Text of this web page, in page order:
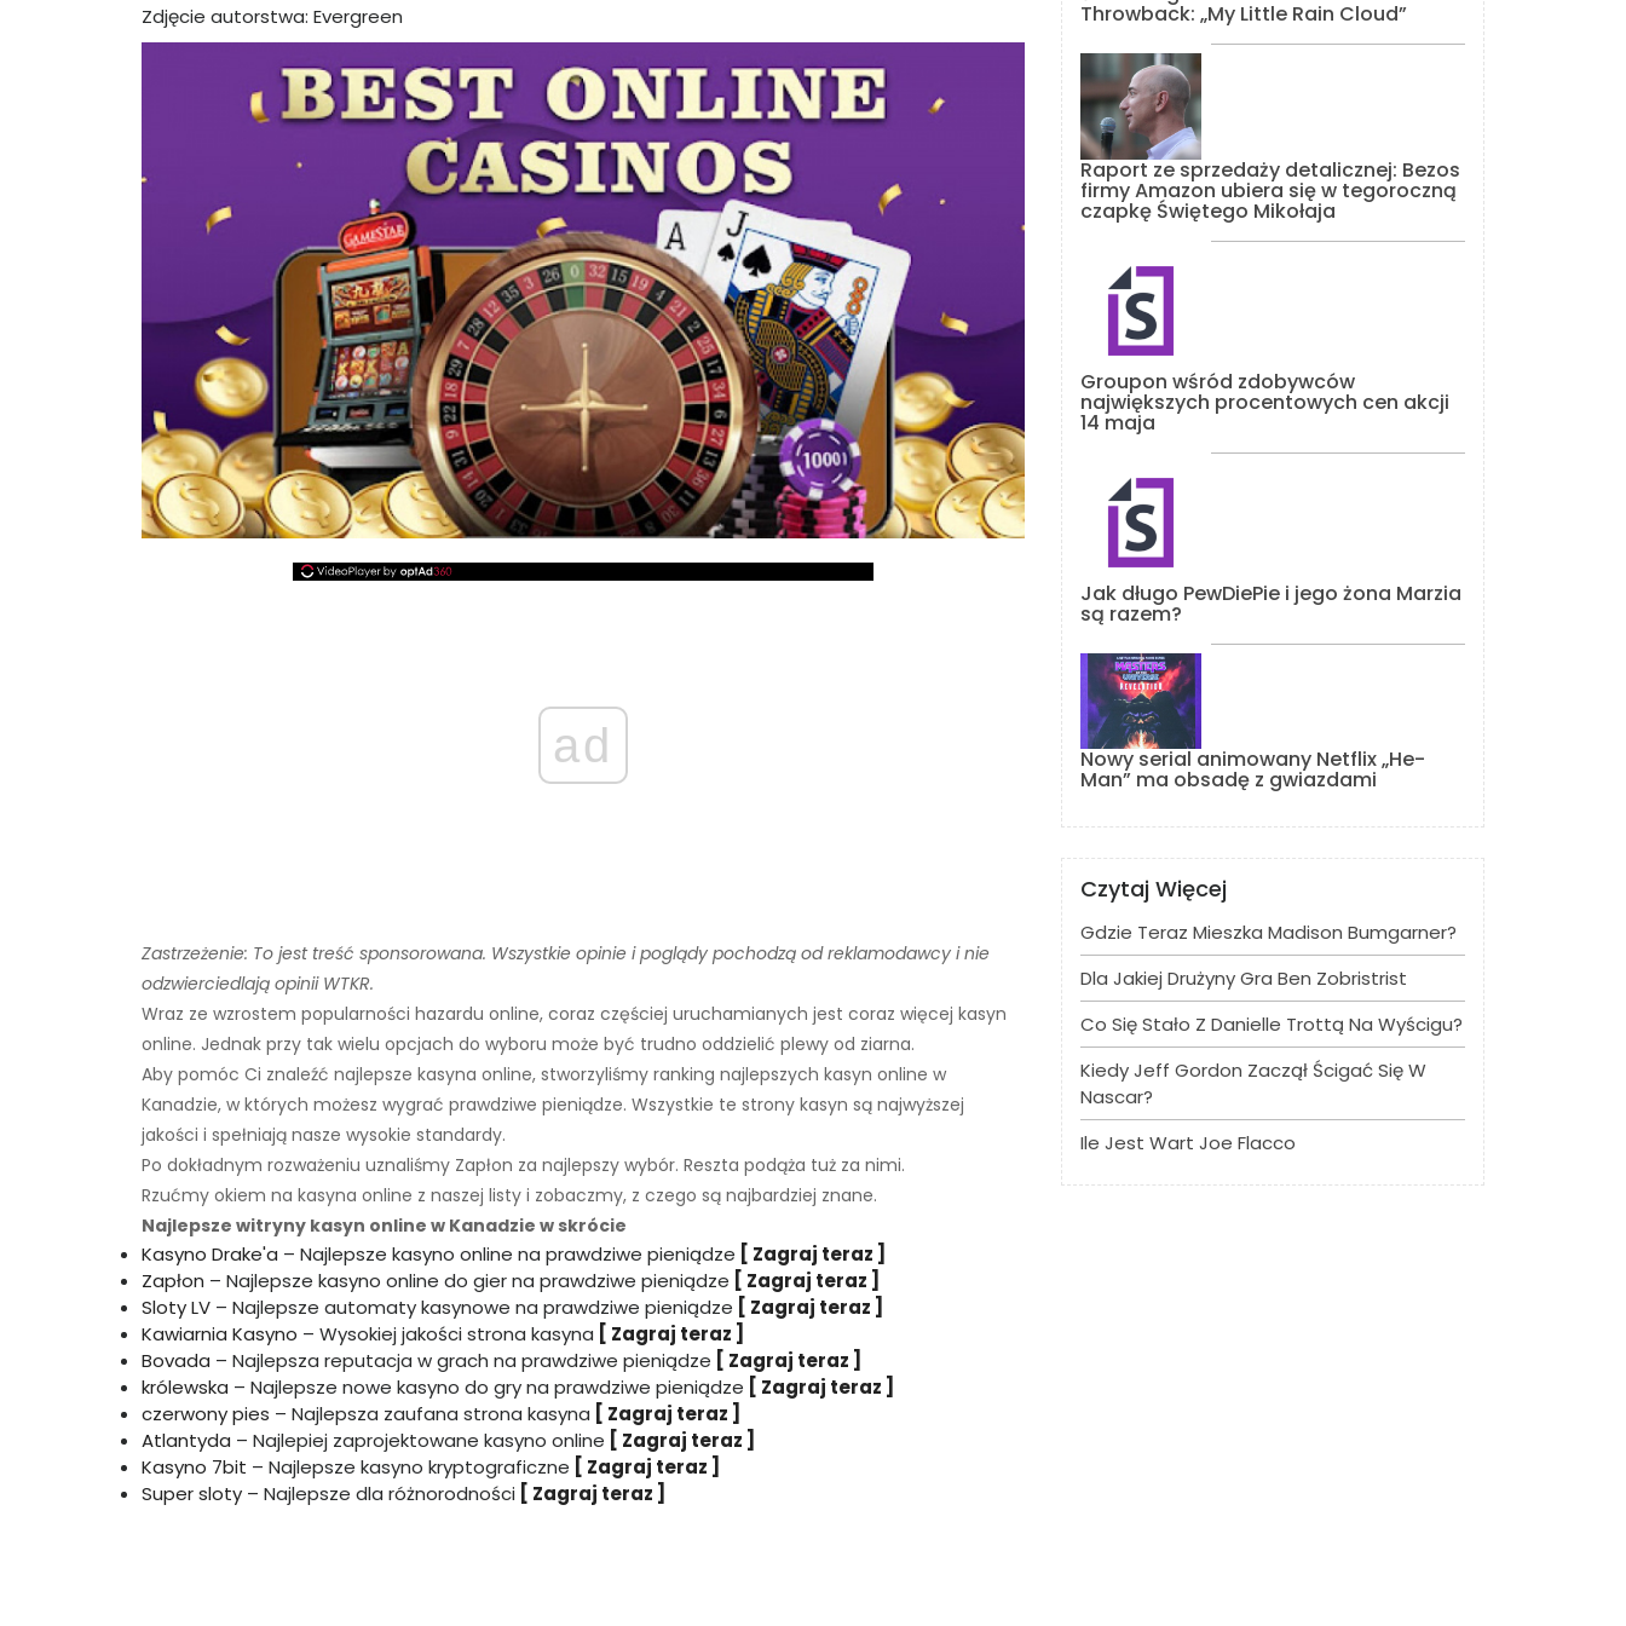
Zdjęcie autorstwa: Evergreen
ad
Zastrzeżenie: To jest treść sponsorowana. Wszystkie opinie i poglądy pochodzą od reklamodawcy i nie
odzwierciedlają opinii WTKR.
Wraz ze wzrostem popularności hazardu online, coraz częściej uruchamianych jest coraz więcej kasyn
online. Jednak przy tak wielu opcjach do wyboru może być trudno oddzielić plewy od ziarna.
Aby pomóc Ci znaleźć najlepsze kasyna online, stworzyliśmy ranking najlepszych kasyn online w
Kanadzie, w których możesz wygrać prawdziwe pieniądze. Wszystkie te strony kasyn są najwyższej
jakości i spełniają nasze wysokie standardy.
Po dokładnym rozważeniu uznaliśmy Zapłon za najlepszy wybór. Reszta podąża tuż za nimi.
Rzućmy okiem na kasyna online z naszej listy i zobaczmy, z czego są najbardziej znane.
Najlepsze witryny kasyn online w Kanadzie w skrócie
Kasyno Drake'a – Najlepsze kasyno online na prawdziwe pieniądze [ Zagraj teraz ]
Zapłon – Najlepsze kasyno online do gier na prawdziwe pieniądze [ Zagraj teraz ]
Sloty LV – Najlepsze automaty kasynowe na prawdziwe pieniądze [ Zagraj teraz ]
Kawiarnia Kasyno – Wysokiej jakości strona kasyna [ Zagraj teraz ]
Bovada – Najlepsza reputacja w grach na prawdziwe pieniądze [ Zagraj teraz ]
królewska – Najlepsze nowe kasyno do gry na prawdziwe pieniądze [ Zagraj teraz ]
czerwony pies – Najlepsza zaufana strona kasyna [ Zagraj teraz ]
Atlantyda – Najlepiej zaprojektowane kasyno online [ Zagraj teraz ]
Kasyno 7bit – Najlepsze kasyno kryptograficzne [ Zagraj teraz ]
Super sloty – Najlepsze dla różnorodności [ Zagraj teraz ]
Throwback: „My Little Rain Cloud”
Raport ze sprzedaży detalicznej: Bezos
firmy Amazon ubiera się w tegoroczną
czapkę Świętego Mikołaja
Groupon wśród zdobywców
największych procentowych cen akcji
14 maja
Jak długo PewDiePie i jego żona Marzia
są razem?
Nowy serial animowany Netflix „He-
Man” ma obsadę z gwiazdami
Czytaj Więcej
Gdzie Teraz Mieszka Madison Bumgarner?
Dla Jakiej Drużyny Gra Ben Zobristrist
Co Się Stało Z Danielle Trottą Na Wyścigu?
Kiedy Jeff Gordon Zaczął Ścigać Się W
Nascar?
Ile Jest Wart Joe Flacco